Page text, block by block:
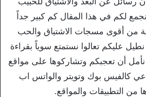
لكم في هذا المقال كم كبير جداً
من أقوى مسجات الاشتياق والحب
عليكم تعالوا نستمتع سوياً بقراءة
نأمل أن تعجبكم وتشاركوها على مواقع
كالفيس بوك وتويتر والواتس اب
من التطبيقات والمواقع.